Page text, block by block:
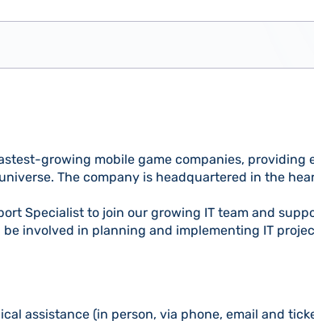
growing mobile game companies, providing
The company is headquartered in the
Specialist to join our growing IT team and
involved in planning and implementing IT
assistance (in person, via phone, email and